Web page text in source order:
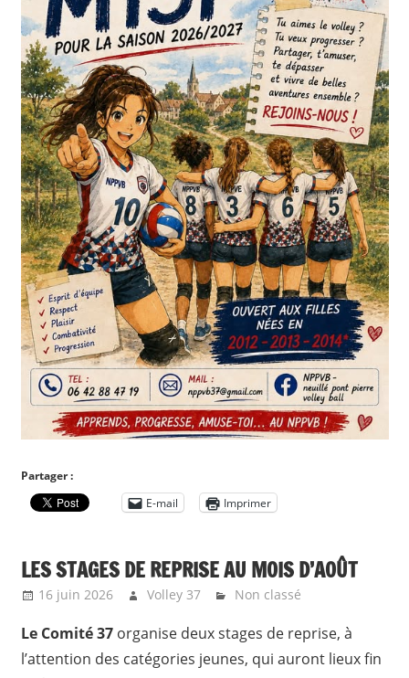
Partager :
E-mail
Imprimer
LES STAGES DE REPRISE AU MOIS D’AOÛT
16 juin 2026 Volley 37 Non classé
Le Comité 37organise deux stages de reprise, à
l’attention des catégories jeunes, qui auront lieux fin